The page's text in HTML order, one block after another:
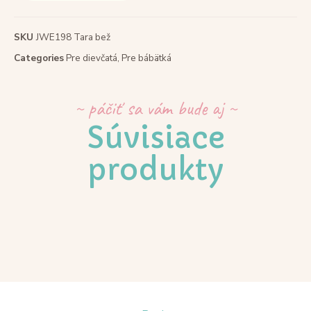
SKUJWE198 Tara bež
CategoriesPre dievčatá, Pre bábätká
~ páčiť sa vám bude aj ~
Súvisiace
produkty